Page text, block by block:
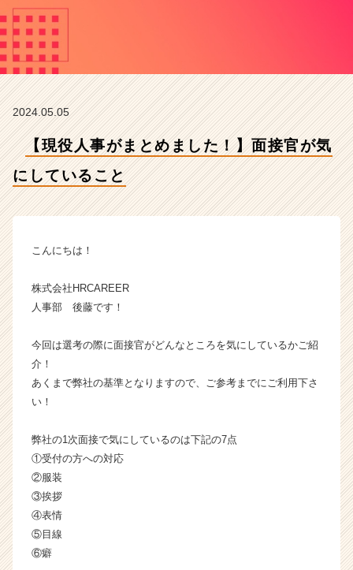
A
R
|
ン
成
2024.05.05
【現役人事がまとめました！】面接官が気
にしていること
こんにちは！
株式会社HRCAREER
人事部 後藤です！
今回は選考の際に面接官がどんなところを気にしているかご紹
介！
あくまで弊社の基準となりますので、ご参考までにご利用下さ
い！
弊社の1次面接で気にしているのは下記の7点
①受付の方への対応
②服装
③挨拶
④表情
⑤目線
⑥癖